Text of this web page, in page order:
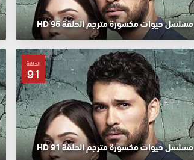
مسلسل حيوات مكسورة مترجم الحلقة 95 HD
الحلقة
91
مسلسل حيوات مكسورة مترجم الحلقة 91 HD